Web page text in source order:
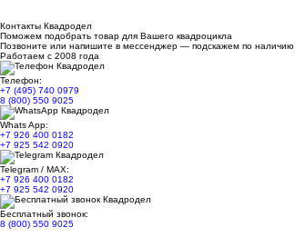
Контакты Квадродел
Поможем подобрать товар для Вашего квадроцикла
Позвоните или напишите в мессенджер — подскажем по
Работаем с 2008 года
Телефон:
+7 (495) 740 0979
8 (800) 550 9025
Whats App:
+7 926 400 0182
+7 925 542 0920
Telegram / MAX:
+7 926 400 0182
+7 925 542 0920
Бесплатный звонок:
8 (800) 550 9025